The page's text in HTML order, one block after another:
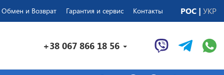
Обмен и Возврат Гарантия и сервис Контакты РОС УКР
+38 067 866 18 56